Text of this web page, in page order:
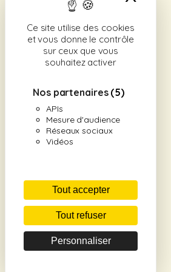
Ce site utilise des cookies
et vous donne le contrôle
sur ceux que vous
souhaitez activer
Nos partenaires (5)
APIs
Mesure d'audience
Réseaux sociaux
Vidéos
Tout accepter
Tout refuser
Personnaliser